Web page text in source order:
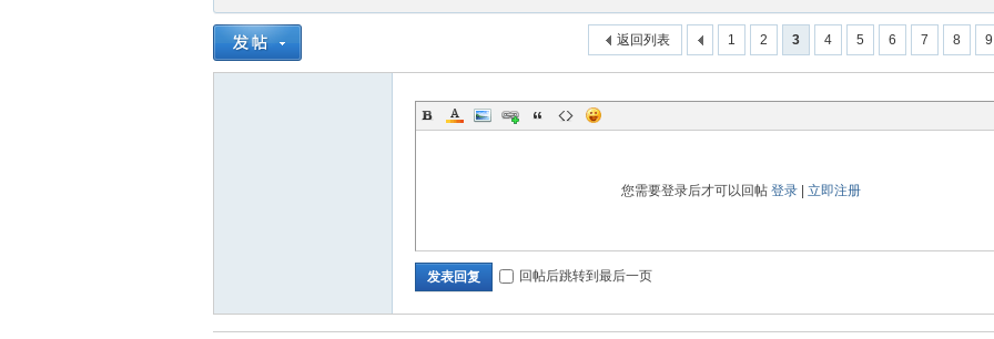
品
1 2 3 4 5 6 7 8 9
返回列表
您需要登录后才可以回帖 登录| 立即注册
发表回复 回帖后跳转到最后一页